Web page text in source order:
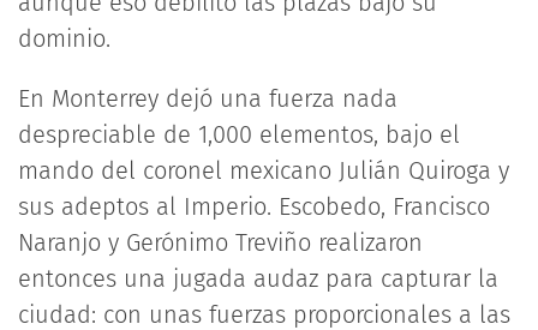
dominio.
En Monterrey dejó una fuerza nada
despreciable de 1,000 elementos, bajo el
mando del coronel mexicano Julián Quiroga y
sus adeptos al Imperio. Escobedo, Francisco
Naranjo y Gerónimo Treviño realizaron
entonces una jugada audaz para capturar la
ciudad: con unas fuerzas proporcionales a las